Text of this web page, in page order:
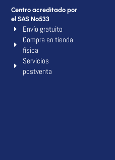
Centro acreditado por
el SAS Nº533
Envío gratuito
Compra en tienda
física
Servicios
postventa